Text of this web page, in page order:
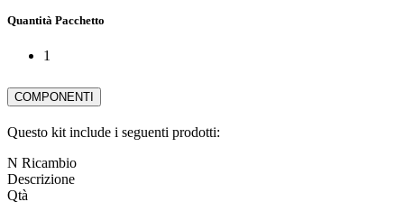
Quantità Pacchetto
1
COMPONENTI
Questo kit include i seguenti prodotti:
N Ricambio
Descrizione
Qtà